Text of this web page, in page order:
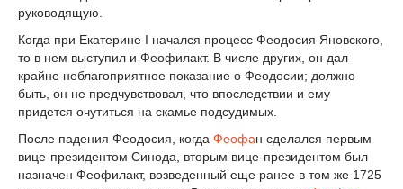
руководящую.
Когда при Екатерине I начался процесс Феодосия Яновского,
то в нем выступил и Феофилакт. В числе других, он дал
крайне неблагоприятное показание о Феодосии; должно
быть, он не предчувствовал, что впоследствии и ему
придется очутиться на скамье подсудимых.
После падения Феодосия, когда Феофан сделался первым
вице-президентом Синода, вторым вице-президентом был
назначен Феофилакт, возведенный еще ранее в том же 1725